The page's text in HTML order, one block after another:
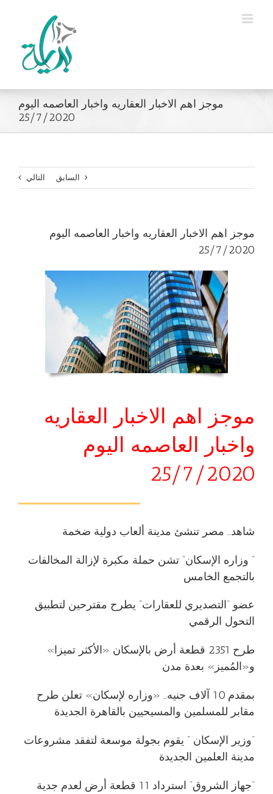
موجز اهم الاخبار العقاريه واخبار العاصمه اليوم
25/7/2020
السابق التالي
موجز اهم الاخبار العقاريه واخبار العاصمه اليوم
25/7/2020
موجز اهم الاخبار العقاريه
واخبار العاصمه اليوم
25/7/2020
شاهد.. مصر تنشئ مدينة ألعاب دولية ضخمة
” وزاره الإسكان” تشن حملة مكبرة لإزالة المخالفات
بالتجمع الخامس
عضو “التصديري للعقارات” يطرح مقترحين لتطبيق
التحول الرقمي
طرح 2351 قطعة أرض بالإسكان «الأكثر تميزا»
و«المُميز» بعدة مدن
بمقدم 10 آلاف جنيه.. «وزاره لإسكان» تعلن طرح
مقابر للمسلمين والمسيحيين بالقاهرة الجديدة
“وزير الإسكان ” يقوم بجولة موسعة لتفقد مشروعات
مدينة العلمين الجديدة
“جهاز الشروق” استرداد 11 قطعة أرض لعدم جدية